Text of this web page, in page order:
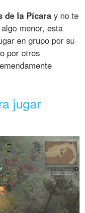
de la Pícara y no te
menor, esta
en grupo por su
por otros
jugar